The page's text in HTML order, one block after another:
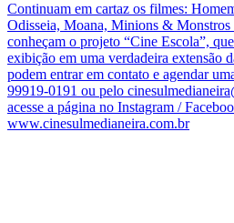
Continuam em cartaz os filmes:
Odisseia, Moana, Minions & Monstros
conheçam o projeto “Cine Escola”,
exibição em uma verdadeira extensão
podem entrar em contato e agendar
99919-0191 ou pelo
acesse a página no Instagram /
www.cinesulmedianeira.com.br